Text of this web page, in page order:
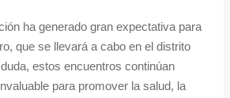
ha generado gran expectativa para
que se llevará a cabo en el distrito
estos encuentros continúan
para promover la salud, la